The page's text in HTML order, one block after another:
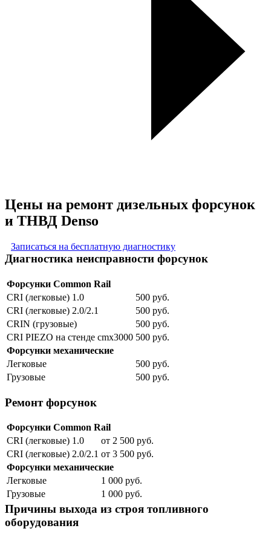
Цены на ремонт дизельных форсунок
и ТНВД Denso
Записаться на бесплатную диагностику
Диагностика неисправности форсунок
Форсунки Common Rail
CRI (легковые) 1.0
500 руб.
CRI (легковые) 2.0/2.1
500 руб.
CRIN (грузовые)
500 руб.
CRI PIEZO на стенде cmx3000 500 руб.
Форсунки механические
Легковые
500 руб.
Грузовые
500 руб.
Ремонт форсунок
Форсунки Common Rail
CRI (легковые) 1.0
от 2 500 руб.
CRI (легковые) 2.0/2.1 от 3 500 руб.
Форсунки механические
Легковые
1 000 руб.
Грузовые
1 000 руб.
Причины выхода из строя топливного
оборудования